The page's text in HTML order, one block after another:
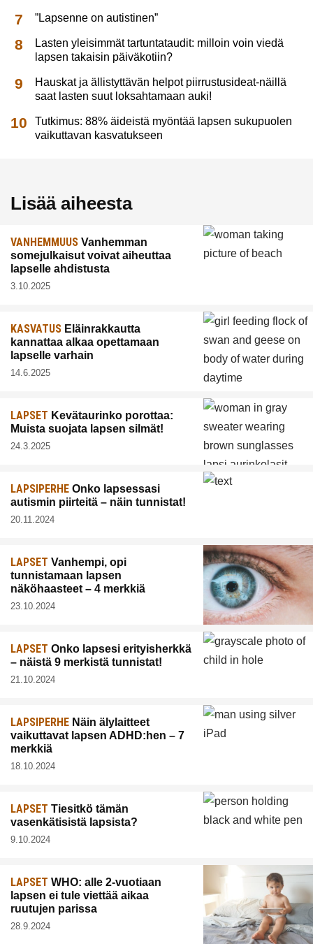
”Lapsenne on autistinen”
Lasten yleisimmät tartuntataudit: milloin voin viedä
lapsen takaisin päiväkotiin?
Hauskat ja ällistyttävän helpot piirrustusideat-näillä
saat lasten suut loksahtamaan auki!
Tutkimus: 88% äideistä myöntää lapsen sukupuolen
vaikuttavan kasvatukseen
Lisää aiheesta
VANHEMMUUS Vanhemman
somejulkaisut voivat aiheuttaa
lapselle ahdistusta
3.10.2025
KASVATUS Eläinrakkautta
kannattaa alkaa opettamaan
lapselle varhain
14.6.2025
LAPSET Kevätaurinko porottaa:
Muista suojata lapsen silmät!
24.3.2025
LAPSIPERHE Onko lapsessasi
autismin piirteitä – näin tunnistat!
20.11.2024
LAPSET Vanhempi, opi
tunnistamaan lapsen
näköhaasteet – 4 merkkiä
23.10.2024
LAPSET Onko lapsesi erityisherkkä
– näistä 9 merkistä tunnistat!
21.10.2024
LAPSIPERHE Näin älylaitteet
vaikuttavat lapsen ADHD:hen – 7
merkkiä
18.10.2024
LAPSET Tiesitkö tämän
vasenkätisistä lapsista?
9.10.2024
LAPSET WHO: alle 2-vuotiaan
lapsen ei tule viettää aikaa
ruutujen parissa
28.9.2024